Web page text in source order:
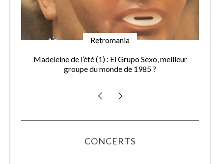
Retromania
Madeleine de l’été (1) : El Grupo Sexo, meilleur
groupe du monde de 1985 ?
CONCERTS